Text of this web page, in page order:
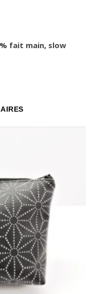
fait main, slow